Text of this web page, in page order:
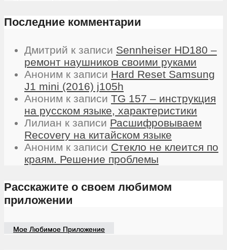
Последние комментарии
Дмитрий к записи Sennheiser HD180 –
ремонт наушников своими руками
Аноним к записи Hard Reset Samsung
J1 mini (2016) j105h
Аноним к записи TG 157 – инструкция
на русском языке, характеристики
Лилиан к записи Расшифровываем
Recovery на китайском языке
Аноним к записи Стекло не клеится по
краям. Решение проблемы
Расскажите о своем любимом
приложении
Мое Любимое Приложение